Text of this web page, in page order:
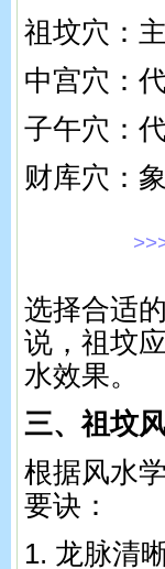
祖坟穴：
中宫穴：
子午穴：
财库穴：
选择合适
说，祖坟
水效果。
三、祖坟
根据风水
要诀：
1. 龙脉清